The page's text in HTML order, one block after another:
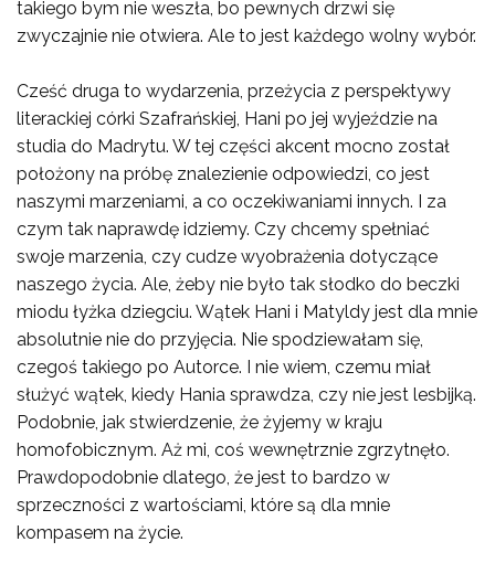
takiego bym nie weszła, bo pewnych drzwi się
zwyczajnie nie otwiera. Ale to jest każdego wolny wybór.
Cześć druga to wydarzenia, przeżycia z perspektywy
literackiej córki Szafrańskiej, Hani po jej wyjeździe na
studia do Madrytu. W tej części akcent mocno został
położony na próbę znalezienie odpowiedzi, co jest
naszymi marzeniami, a co oczekiwaniami innych. I za
czym tak naprawdę idziemy. Czy chcemy spełniać
swoje marzenia, czy cudze wyobrażenia dotyczące
naszego życia. Ale, żeby nie było tak słodko do beczki
miodu łyżka dziegciu. Wątek Hani i Matyldy jest dla mnie
absolutnie nie do przyjęcia. Nie spodziewałam się,
czegoś takiego po Autorce. I nie wiem, czemu miał
służyć wątek, kiedy Hania sprawdza, czy nie jest lesbijką.
Podobnie, jak stwierdzenie, że żyjemy w kraju
homofobicznym. Aż mi, coś wewnętrznie zgrzytnęło.
Prawdopodobnie dlatego, że jest to bardzo w
sprzeczności z wartościami, które są dla mnie
kompasem na życie.